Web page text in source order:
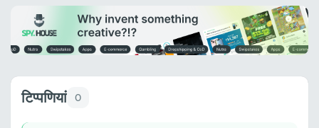
टिप्पणियां 0